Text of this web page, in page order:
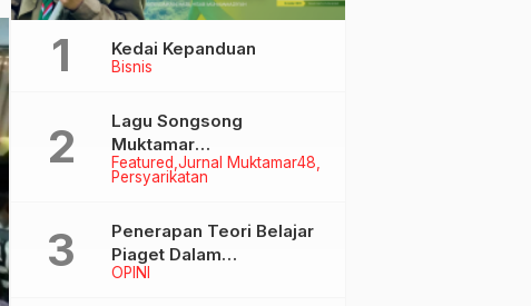
Bisnis
Kedai Kepanduan
Featured Jurnal Muktamar48
Persyarikatan
Lagu Songsong
Muktamar
Muhammadiyah &
Aisyiyah ke-48
OPINI
Penerapan Teori Belajar
Piaget Dalam
Pembelanjaran IPA SD